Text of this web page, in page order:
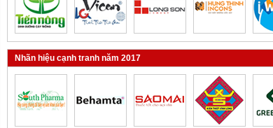
Nhãn hiệu cạnh tranh năm 2017